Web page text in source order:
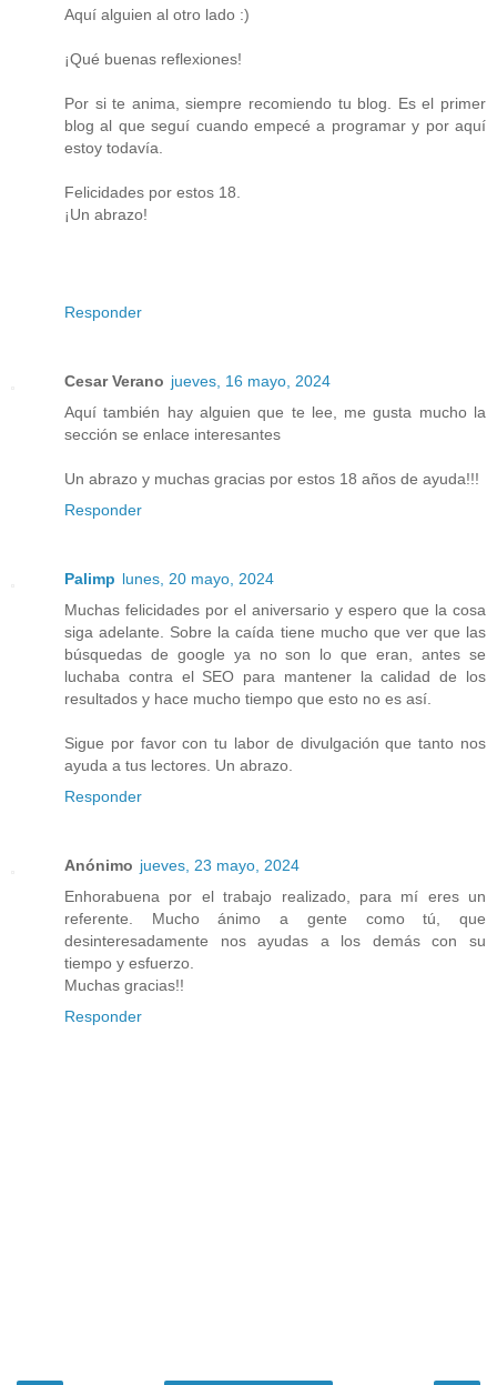
Aquí alguien al otro lado :)
¡Qué buenas reflexiones!
Por si te anima, siempre recomiendo tu blog. Es el primer
blog al que seguí cuando empecé a programar y por aquí
estoy todavía.
Felicidades por estos 18.
¡Un abrazo!
Responder
Cesar Verano jueves, 16 mayo, 2024
Aquí también hay alguien que te lee, me gusta mucho la
sección se enlace interesantes
Un abrazo y muchas gracias por estos 18 años de ayuda!!!
Responder
Palimp lunes, 20 mayo, 2024
Muchas felicidades por el aniversario y espero que la cosa
siga adelante. Sobre la caída tiene mucho que ver que las
búsquedas de google ya no son lo que eran, antes se
luchaba contra el SEO para mantener la calidad de los
resultados y hace mucho tiempo que esto no es así.
Sigue por favor con tu labor de divulgación que tanto nos
ayuda a tus lectores. Un abrazo.
Responder
Anónimo jueves, 23 mayo, 2024
Enhorabuena por el trabajo realizado, para mí eres un
referente. Mucho ánimo a gente como tú, que
desinteresadamente nos ayudas a los demás con su
tiempo y esfuerzo.
Muchas gracias!!
Responder